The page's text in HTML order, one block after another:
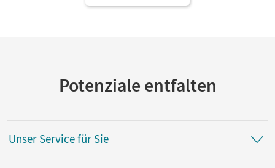
Potenziale entfalten
Unser Service für Sie